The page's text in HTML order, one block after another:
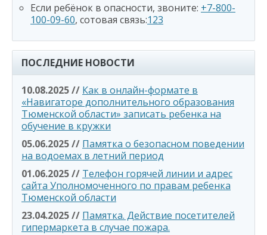
Если ребёнок в опасности, звоните: +7-800-
100-09-60, сотовая связь:123
ПОСЛЕДНИЕ НОВОСТИ
10.08.2025 // Как в онлайн-формате в
«Навигаторе дополнительного образования
Тюменской области» записать ребенка на
обучение в кружки
05.06.2025 // Памятка о безопасном поведении
на водоемах в летний период
01.06.2025 // Телефон горячей линии и адрес
сайта Уполномоченного по правам ребенка
Тюменской области
23.04.2025 // Памятка. Действие посетителей
гипермаркета в случае пожара.